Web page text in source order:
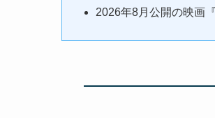
2026年8月公開の映画